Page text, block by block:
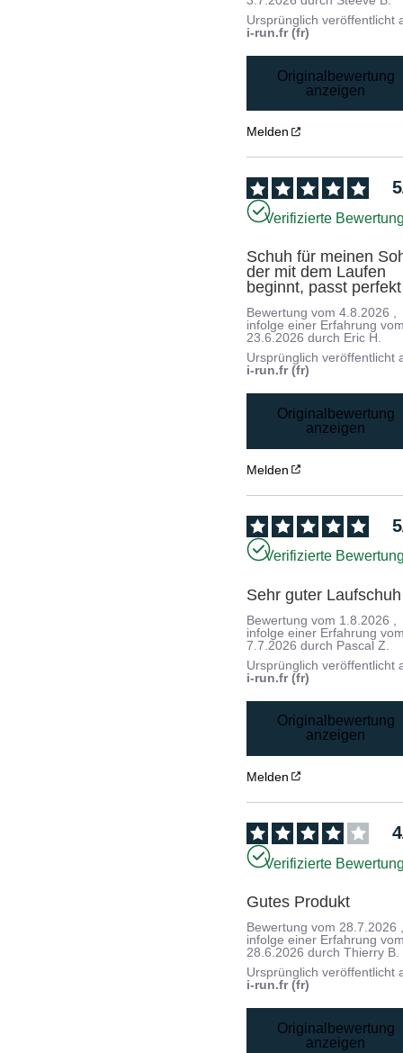
Ursprünglich veröffentlicht
i-run.fr (fr)
Originalbewertung
anzeigen
Melden
5
Verifizierte
Schuh für meinen
der mit dem Laufen
beginnt, passt perfekt
Bewertung vom4.8.2026 ,
infolge einer Erfahrung
23.6.2026 durch Eric H.
Ursprünglich veröffentlicht
i-run.fr (fr)
Originalbewertung
anzeigen
Melden
5
Verifizierte
Sehr guter Laufschuh
Bewertung vom 1.8.2026
infolge einer Erfahrung
7.7.2026 durch Pascal Z.
Ursprünglich veröffentlicht
i-run.fr (fr)
Originalbewertung
anzeigen
Melden
4
Verifizierte
Gutes Produkt
Bewertung vom 28.7.2026
infolge einer Erfahrung
28.6.2026 durchThierry B.
Ursprünglich veröffentlicht
i-run.fr (fr)
Originalbewertung
anzeigen